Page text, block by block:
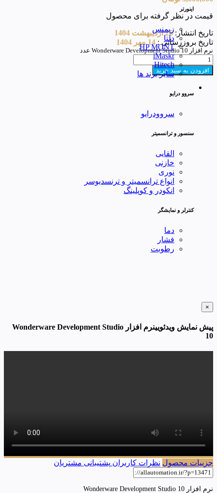
اینورتر
زیمنس
دلتا
HP MONT
iMaskr
Hitech
سایر برند ها
سروو درایو
سروودرایو
سنسور و ترانسمیتر
القایی
خازنی
نوری
انواع ترانسمیتر و ترنسدیوسر
انکودر و کوپلینگ
کنترلر و نمایشگر
دما
فشار
رطوبت
قیمت در نظر گرفته برای محصول
تاریخ انتشار:26 اردیبهشت 1404
تاریخ بروزرسانی : 14 مهر 1404
نرم افزار Wonderware Development Studio 10 عدد
افزودن به سبد خرید
×
پیش نمایش ویدئویینرم افزار Wonderware Development Studio
10
جزییات محصول نظرات کاربران پشتیبانی مشتریان
نرم افزار Wonderware Development Studio 10